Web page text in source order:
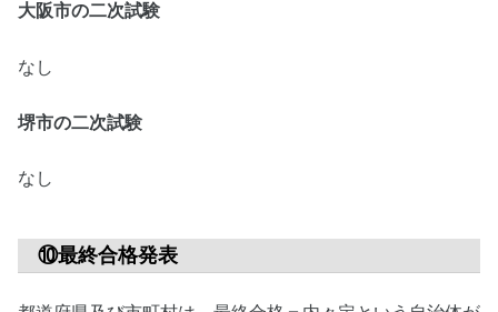
大阪市の二次試験
なし
堺市の二次試験
なし
⑩最終合格発表